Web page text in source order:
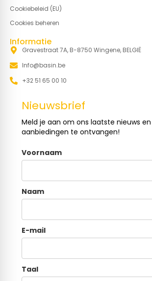
Cookiebeleid (EU)
Cookies beheren
Informatie
Gravestraat 7A, B-8750 Wingene, BELGIË
Info@basin.be
+32 51 65 00 10
Nieuwsbrief
Meld je aan om ons laatste nieuws
aanbiedingen te ontvangen!
Voornaam
Naam
E-mail
Taal